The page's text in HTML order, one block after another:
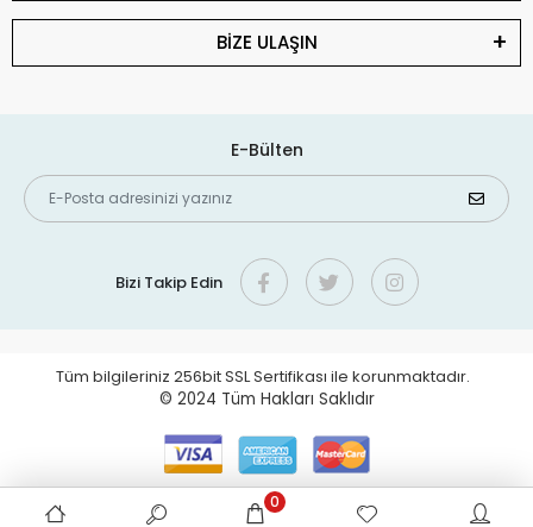
BİZE ULAŞIN
E-Bülten
Bizi Takip Edin
Tüm bilgileriniz 256bit SSL Sertifikası ile korunmaktadır.
© 2024 Tüm Hakları Saklıdır
0